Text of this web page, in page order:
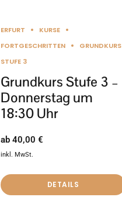
ERFURT
KURSE
FORTGESCHRITTEN
GRUNDKURS
STUFE 3
Grundkurs Stufe 3 –
Donnerstag um
18:30 Uhr
ab 40,00 €
inkl. MwSt.
DETAILS
gewählt
werden